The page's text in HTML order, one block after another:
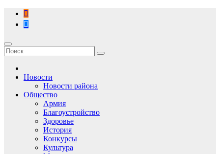
Перейти
содержимому
Новости
Новости района
Общество
Армия
Благоустройство
Здоровье
История
Конкурсы
Культура